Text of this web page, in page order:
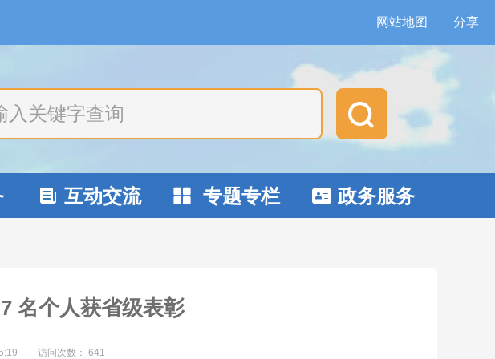
分享
网站地图

 互动交流  专题专栏  政务服务
名个人获省级表彰
访问次数： 641